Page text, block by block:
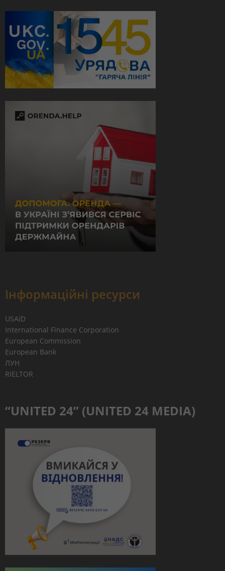
Інформаційні ресурси
USAID
International Finance Corporation
European Commission
European Bank
ЛУН
RIELTOR
“UNITED 24” (UNITED 24 MEDIA)